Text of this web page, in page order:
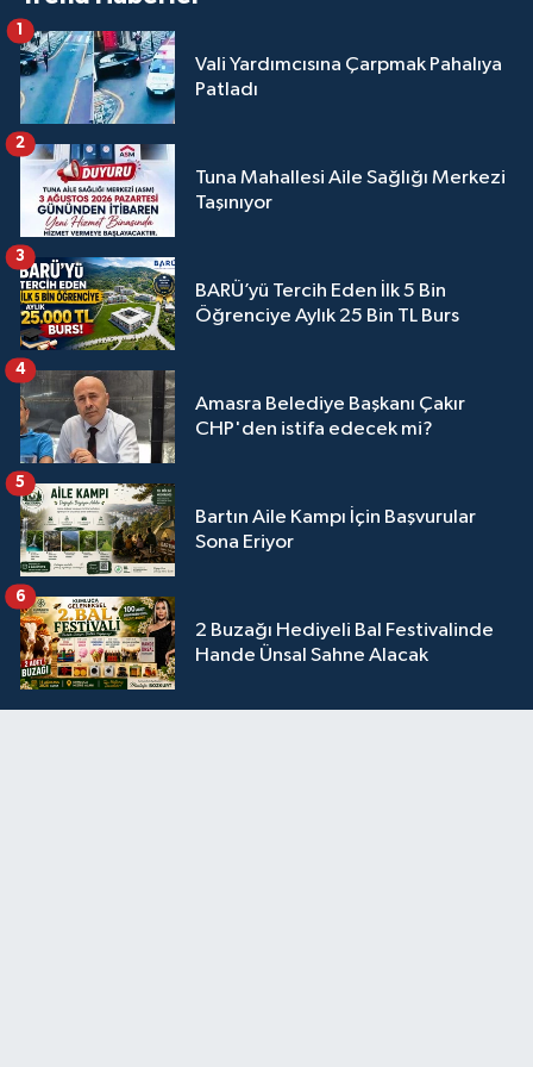
Vali Yardımcısına Çarpmak Pahalıya
Patladı
1
Tuna Mahallesi Aile Sağlığı Merkezi
Taşınıyor
2
BARÜ’yü Tercih Eden İlk 5 Bin
Öğrenciye Aylık 25 Bin TL Burs
3
Amasra Belediye Başkanı Çakır
CHP'den istifa edecek mi?
4
Bartın Aile Kampı İçin Başvurular
Sona Eriyor
5
2 Buzağı Hediyeli Bal Festivalinde
Hande Ünsal Sahne Alacak
6